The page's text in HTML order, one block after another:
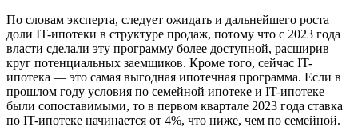
По словам эксперта, следует ожидать и дальнейшего роста
доли IT-ипотеки в структуре продаж, потому что с 2023 года
власти сделали эту программу более доступной, расширив
круг потенциальных заемщиков. Кроме того, сейчас IT-
ипотека — это самая выгодная ипотечная программа. Если в
прошлом году условия по семейной ипотеке и IT-ипотеке
были сопоставимыми, то в первом квартале 2023 года ставка
по IT-ипотеке начинается от 4%, что ниже, чем по семейной.